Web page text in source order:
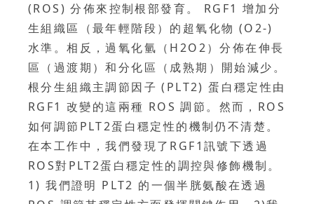
(ROS) 分佈來控制根部發育。 RGF1 增加分
生組織區（最年輕階段）的超氧化物 (O2-)
水準。相反，過氧化氫（H2O2）分佈在伸長
區（過渡期）和分化區（成熟期）開始減少。
根分生組織主調節因子 (PLT2) 蛋白穩定性由
RGF1 改變的這兩種 ROS 調節。然而，ROS
如何調節PLT2蛋白穩定性的機制仍不清楚。
在本工作中，我們發現了RGF1訊號下透過
ROS對PLT2蛋白穩定性的調控與修飾機制。
1) 我們證明 PLT2 的一個半胱氨酸在透過